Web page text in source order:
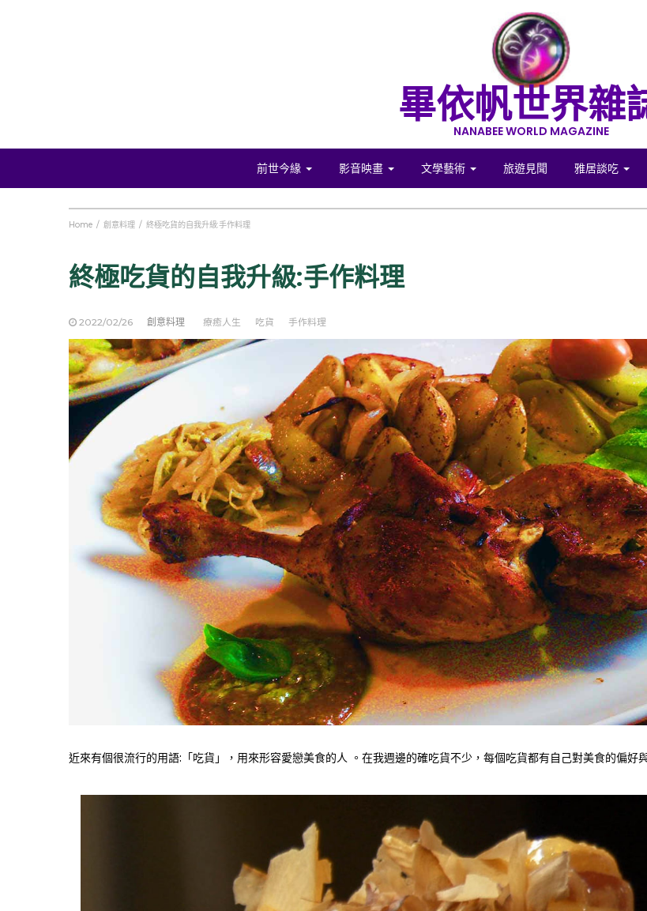
畢依帆世界雜
NANABEE WORLD MAGAZINE
前世今緣 影音映畫 文學藝術 旅遊見聞 雅居談吃
Home 創意料理 終極吃貨的自我升級:手作料理
終極吃貨的自我升級:手作料理
2022/02/26 創意料理 療癒人生 吃貨 手作料理
近來有個很流行的用語:「吃貨」，用來形容愛戀美食的人 。在我週邊的確吃貨不少，每個吃貨都有自己對美食的偏好